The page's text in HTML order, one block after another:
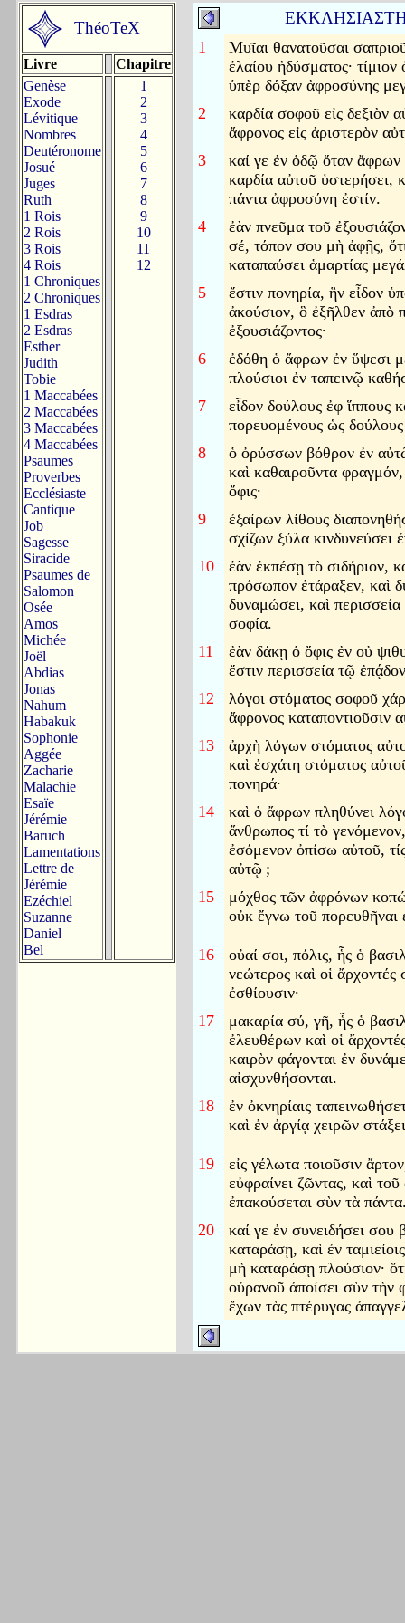
ThéoTeX
Livre
Chapitre
Genèse
Exode
Lévitique
Nombres
Deutéronome
Josué
Juges
Ruth
1 Rois
2 Rois
3 Rois
4 Rois
1 Chroniques
2 Chroniques
1 Esdras
2 Esdras
Esther
Judith
Tobie
1 Maccabées
2 Maccabées
3 Maccabées
4 Maccabées
Psaumes
Proverbes
Ecclésiaste
Cantique
Job
Sagesse
Siracide
Psaumes de
Salomon
Osée
Amos
Michée
Joël
Abdias
Jonas
Nahum
Habakuk
Sophonie
Aggée
Zacharie
Malachie
Esaïe
Jérémie
Baruch
Lamentations
Lettre de
Jérémie
Ezéchiel
Suzanne
Daniel
Bel
1
2
3
4
5
6
7
8
9
10
11
12
1
Μυῖαι θανατοῦσαι
ἐλαίου ἡδύσματος· τίμιον
ὑπὲρ δόξαν ἀφροσύνης
2
καρδία σοφοῦ εἰς δεξιὸν
ἄφρονος εἰς ἀριστερὸν
3
καί γε ἐν ὁδῷ ὅταν ἄφρων
καρδία αὐτοῦ ὑστερήσει,
πάντα ἀφροσύνη ἐστίν.
4
ἐὰν πνεῦμα τοῦ
σέ, τόπον σου μὴ ἀφῇς,
καταπαύσει ἁμαρτίας
5
ἔστιν πονηρία, ἣν εἶδον
ἀκούσιον, ὃ ἐξῆλθεν ἀπὸ
ἐξουσιάζοντος·
6
ἐδόθη ὁ ἄφρων ἐν ὕψεσι
πλούσιοι ἐν ταπεινῷ
7
εἶδον δούλους ἐφ ἵππους
πορευομένους ὡς δούλους
8
ὁ ὀρύσσων βόθρον ἐν
καὶ καθαιροῦντα φραγμόν,
ὄφις·
9
ἐξαίρων λίθους
σχίζων ξύλα κινδυνεύσει
10
ἐὰν ἐκπέσῃ τὸ σιδήριον,
πρόσωπον ἐτάραξεν, καὶ
δυναμώσει, καὶ περισσεία
σοφία.
11
ἐὰν δάκῃ ὁ ὄφις ἐν οὐ
ἔστιν περισσεία τῷ
12
λόγοι στόματος σοφοῦ
ἄφρονος καταποντιοῦσιν
13
ἀρχὴ λόγων στόματος
καὶ ἐσχάτη στόματος
πονηρά·
14
καὶ ὁ ἄφρων πληθύνει
ἄνθρωπος τί τὸ
ἐσόμενον ὀπίσω αὐτοῦ,
αὐτῷ ;
15
μόχθος τῶν ἀφρόνων
οὐκ ἔγνω τοῦ πορευθῆναι
16
οὐαί σοι, πόλις, ἧς ὁ
νεώτερος καὶ οἱ
ἐσθίουσιν·
17
μακαρία σύ, γῆ, ἧς ὁ
ἐλευθέρων καὶ οἱ
καιρὸν φάγονται ἐν
αἰσχυνθήσονται.
18
ἐν ὀκνηρίαις
καὶ ἐν ἀργίᾳ χειρῶν
19
εἰς γέλωτα ποιοῦσιν
εὐφραίνει ζῶντας, καὶ τοῦ
ἐπακούσεται σὺν τὰ
20
καί γε ἐν συνειδήσει σου
καταράσῃ, καὶ ἐν
μὴ καταράσῃ πλούσιον·
οὐρανοῦ ἀποίσει σὺν τὴν
ἔχων τὰς πτέρυγας